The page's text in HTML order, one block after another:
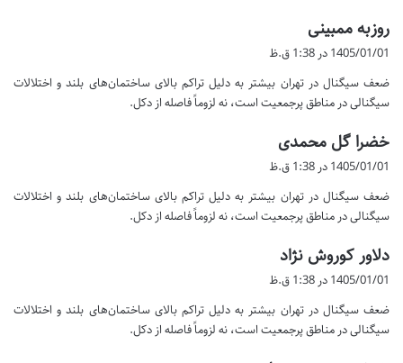
روزبه ممبینی
ف
1405/01/01 در 1:38 ق.ظ
ضعف سیگنال در تهران بیشتر به دلیل تراکم بالای ساختمان‌های بلند و اختلالات
سیگنالی در مناطق پرجمعیت است، نه لزوماً فاصله از دکل.
خضرا گل محمدی
ف
:
1405/01/01 در 1:38 ق.ظ
ضعف سیگنال در تهران بیشتر به دلیل تراکم بالای ساختمان‌های بلند و اختلالات
سیگنالی در مناطق پرجمعیت است، نه لزوماً فاصله از دکل.
دلاور کوروش نژاد
ف
1405/01/01 در 1:38 ق.ظ
ضعف سیگنال در تهران بیشتر به دلیل تراکم بالای ساختمان‌های بلند و اختلالات
سیگنالی در مناطق پرجمعیت است، نه لزوماً فاصله از دکل.